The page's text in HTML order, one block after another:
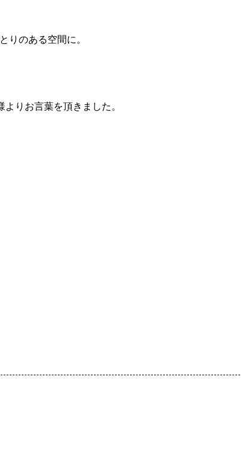
りのある空間に。
りお言葉を頂きました。